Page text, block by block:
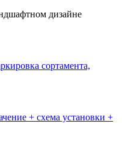
сортамента,
+ схема установки +